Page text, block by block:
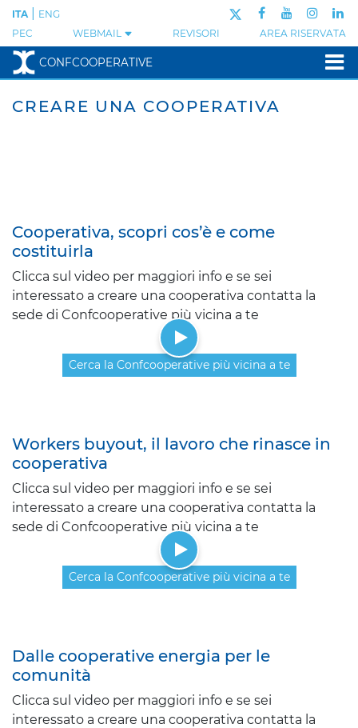
PEC WEBMAIL REVISORI AREA RISERVATA
ITA ENG
CONFCOOPERATIVE
CONFCOOPERATIVE:
CREARE UNA COOPERATIVA
Cooperativa, scopri cos’è e come
costituirla
Clicca sul video per maggiori info e se sei
interessato a creare una cooperativa contatta la
sede di Confcooperative più vicina a te
Cerca la Confcooperative più vicina a te
Workers buyout, il lavoro che rinasce in
cooperativa
Clicca sul video per maggiori info e se sei
interessato a creare una cooperativa contatta la
sede di Confcooperative più vicina a te
Cerca la Confcooperative più vicina a te
Dalle cooperative energia per le
comunità
Clicca sul video per maggiori info e se sei
interessato a creare una cooperativa contatta la